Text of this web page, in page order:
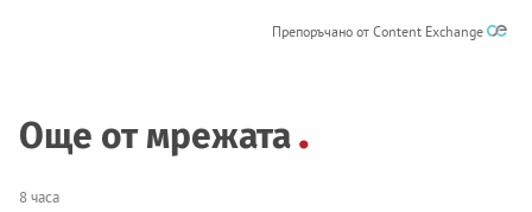
Препоръчано от Content Exchange
Още от мрежата
8 часа